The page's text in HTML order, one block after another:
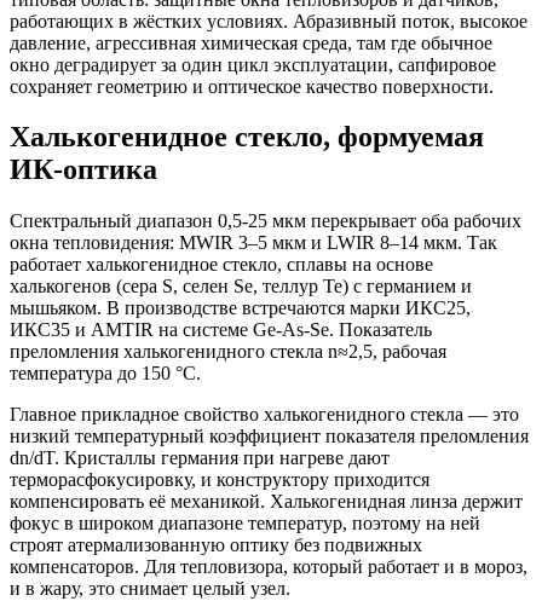
работающих в жёстких условиях. Абразивный поток, высокое
давление, агрессивная химическая среда, там где обычное
окно деградирует за один цикл эксплуатации, сапфировое
сохраняет геометрию и оптическое качество поверхности.
Халькогенидное стекло, формуемая
ИК-оптика
Спектральный диапазон 0,5-25 мкм перекрывает оба рабочих
окна тепловидения: MWIR 3–5 мкм и LWIR 8–14 мкм. Так
работает халькогенидное стекло, сплавы на основе
халькогенов (сера S, селен Se, теллур Te) с германием и
мышьяком. В производстве встречаются марки ИКС25,
ИКС35 и AMTIR на системе Ge-As-Se. Показатель
преломления халькогенидного стекла n≈2,5, рабочая
температура до 150 °C.
Главное прикладное свойство халькогенидного стекла — это
низкий температурный коэффициент показателя преломления
dn/dT. Кристаллы германия при нагреве дают
терморасфокусировку, и конструктору приходится
компенсировать её механикой. Халькогенидная линза держит
фокус в широком диапазоне температур, поэтому на ней
строят атермализованную оптику без подвижных
компенсаторов. Для тепловизора, который работает и в мороз,
и в жару, это снимает целый узел.